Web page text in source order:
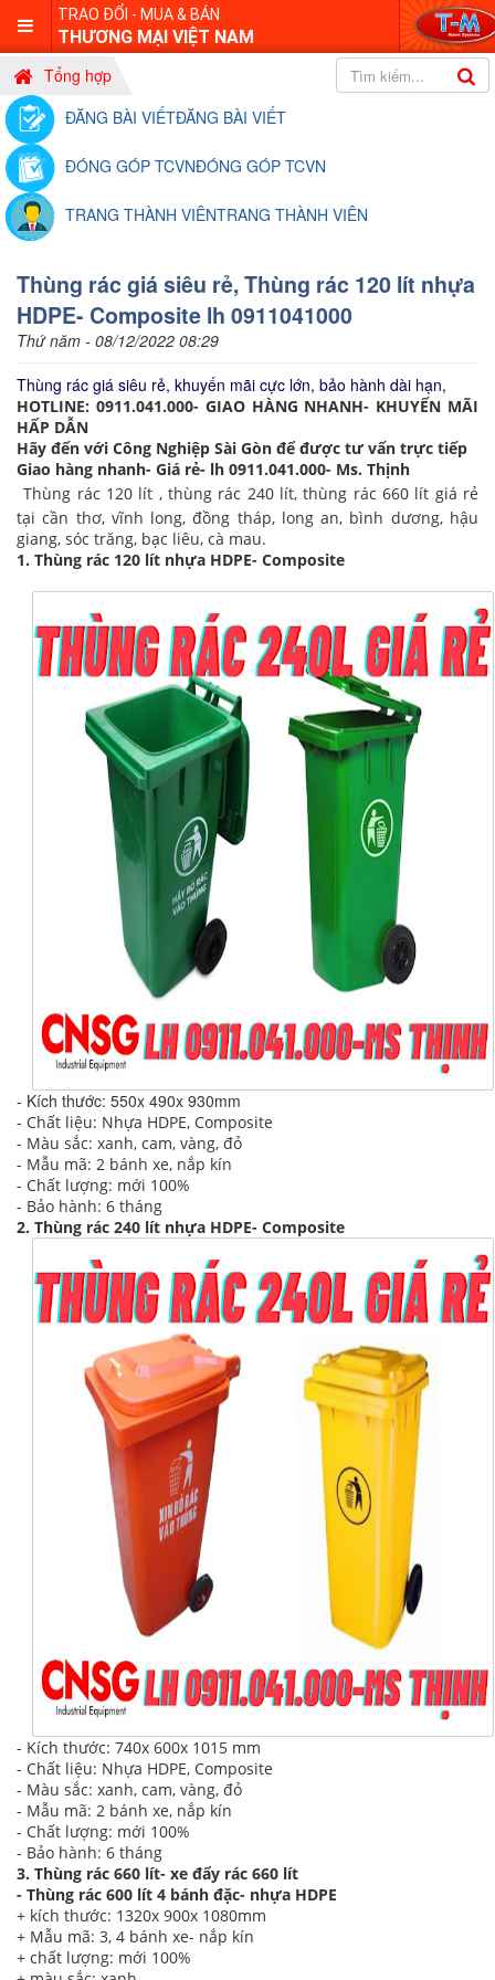
TRAO ĐỔI - MUA & BÁN
THƯƠNG MẠI VIỆT NAM
Tổng hợp
ĐĂNG BÀI VIẾTĐĂNG BÀI VIẾT
ĐÓNG GÓP TCVNĐÓNG GÓP TCVN
TRANG THÀNH VIÊNTRANG THÀNH VIÊN
Thùng rác giá siêu rẻ, Thùng rác 120 lít nhựa
HDPE- Composite lh 0911041000
Thứ năm - 08/12/2022 08:29
Thùng rác giá siêu rẻ, khuyến mãi cực lớn, bảo hành dài hạn,
HOTLINE: 0911.041.000- GIAO HÀNG NHANH- KHUYẾN MÃI
HẤP DẪN
Hãy đến với Công Nghiệp Sài Gòn để được tư vấn trực tiếp
Giao hàng nhanh- Giá rẻ- lh 0911.041.000- Ms. Thịnh
Thùng rác 120 lít , thùng rác 240 lít, thùng rác 660 lít giá rẻ
tại cần thơ, vĩnh long, đồng tháp, long an, bình dương, hậu
giang, sóc trăng, bạc liêu, cà mau.
1. Thùng rác 120 lít nhựa HDPE- Composite
- Kích thước: 550x 490x 930mm
- Chất liệu: Nhựa HDPE, Composite
- Màu sắc: xanh, cam, vàng, đỏ
- Mẫu mã: 2 bánh xe, nắp kín
- Chất lượng: mới 100%
- Bảo hành: 6 tháng
2. Thùng rác 240 lít nhựa HDPE- Composite
- Kích thước: 740x 600x 1015 mm
- Chất liệu: Nhựa HDPE, Composite
- Màu sắc: xanh, cam, vàng, đỏ
- Mẫu mã: 2 bánh xe, nắp kín
- Chất lượng: mới 100%
- Bảo hành: 6 tháng
3. Thùng rác 660 lít- xe đẩy rác 660 lít
- Thùng rác 600 lít 4 bánh đặc- nhựa HDPE
+ kích thước: 1320x 900x 1080mm
+ Mẫu mã: 3, 4 bánh xe- nắp kín
+ chất lượng: mới 100%